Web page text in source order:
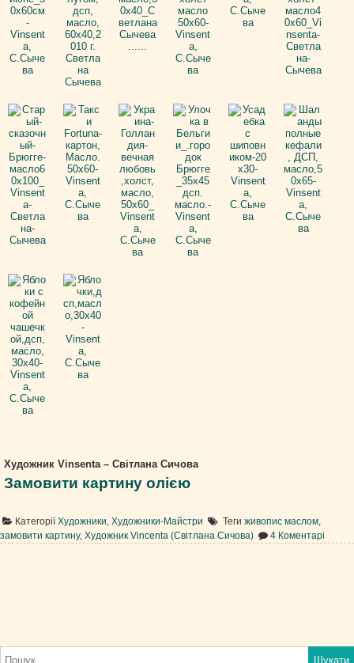
Художник Vinsenta – Світлана Сичова
Замовити картину олією
КатегоріїХудожники Художники-Майстри Теги живопис маслом
замовити картину, Художник Vincenta (Світлана Сичова) 4 Коментарі